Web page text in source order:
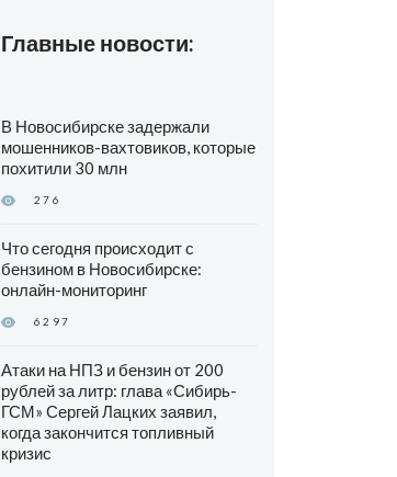
Главные новости:
В Новосибирске задержали
мошенников-вахтовиков, которые
похитили 30 млн
276
Что сегодня происходит с
бензином в Новосибирске:
онлайн-мониторинг
6297
Атаки на НПЗ и бензин от 200
рублей за литр: глава «Сибирь-
ГСМ» Сергей Лацких заявил,
когда закончится топливный
кризис